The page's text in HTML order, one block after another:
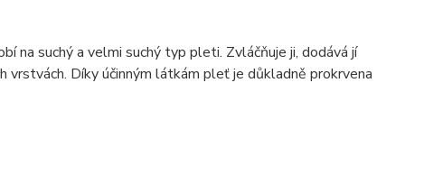
na suchý a velmi suchý typ pleti. Zvláčňuje ji, dodává jí
Díky účinným látkám pleť je důkladně prokrvena